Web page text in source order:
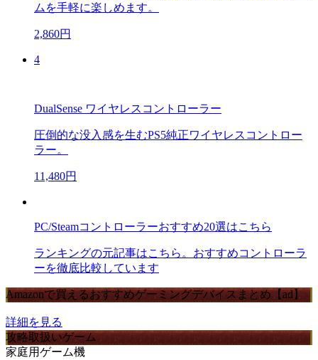
ムを手軽に楽しめます。
2,860円
4
DualSense ワイヤレスコントローラー
圧倒的な没入感を生むPS5純正ワイヤレスコントロー
ラー。
11,480円
PC/Steamコントローラーおすすめ20選はこちら
ランキングの元記事はこちら。おすすめコントローラ
ーを徹底比較しています
Amazonで買えるおすすめゲーミングデバイスまとめ【ad】
詳細を見る
攻略取扱いゲーム
家庭用ゲーム機